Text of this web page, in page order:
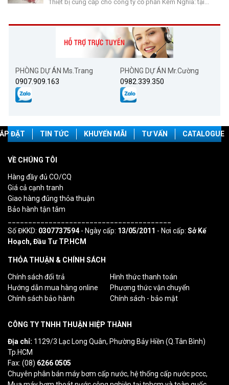
Thiết bị cung cấp cho công ty cổ phần Kềm Nghĩa: tại...
PHÒNG DỰ ÁN Ms.Trang
0907.909.163
PHÒNG DỰ ÁN Mr.Cường
0982.339.350
ĐẶT TIN TỨC KHUYẾN MÃI TƯ VẤN CATALOGUE
VỀ CHÚNG TÔI
Hàng đầy đủ CO/CQ
Giá cả cạnh tranh
Giao hàng đúng thỏa thuận
Bảo hành tận tâm
Số ĐKKD: 0307737594- Ngày cấp: 13/05/2011 - Nơi cấp: Sở Kế
Hoạch, Đầu Tư TP.HCM
THỎA THUẬN & CHÍNH SÁCH
Chính sách đổi trả
Hình thức thanh toán
Hướng dẫn mua hàng online
Phương thức vận chuyển
Chính sách bảo hành
Chính sách - bảo mật
CÔNG TY TNHH THUẬN HIỆP THÀNH
Địa chỉ: 1129/3 Lạc Long Quân, Phường Bảy Hiền (Q.Tân Bình)
Tp.HCM
Fax: (08) 6266 0505
Chuyên phân bán máy bơm cấp nước, hệ thống cấp nước pccc,